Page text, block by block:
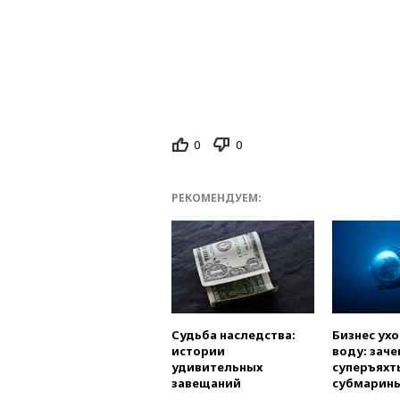
0 0
РЕКОМЕНДУЕМ:
Судьба наследства:
истории
удивительных
завещаний
Бизнес
воду: